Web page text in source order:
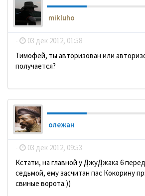
mikluho
- 03 дек 2012, 01:58
Тимофей, ты авторизован или
получается?
олежан
- 03 дек 2012, 09:53
Кстати, на главной у ДжуДжака 6
седьмой, ему засчитан пас Кокорину
свиные ворота.))